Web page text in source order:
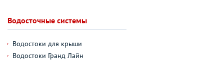
Водосточные системы
Водостоки для крыши
Водостоки Гранд Лайн